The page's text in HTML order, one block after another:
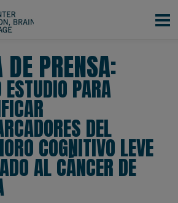
PRENSA:
ESTUDIO PARA
DEL
COGNITIVO LEVE
AL CÁNCER DE